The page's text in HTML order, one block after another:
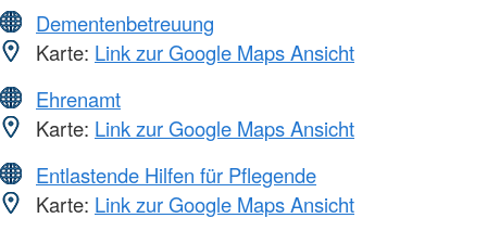
Dementenbetreuung
Karte: Link zur Google Maps Ansicht
Ehrenamt
Karte: Link zur Google Maps Ansicht
Entlastende Hilfen für Pflegende
Karte: Link zur Google Maps Ansicht